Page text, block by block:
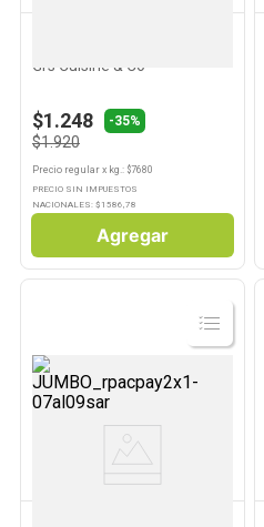
Grs Cuisine & Co
$1.248 -35%
$1.920
Precio regular x kg.: $7680
PRECIO SIN IMPUESTOS
NACIONALES: $ 1586,78
Agregar
Ver
Producto